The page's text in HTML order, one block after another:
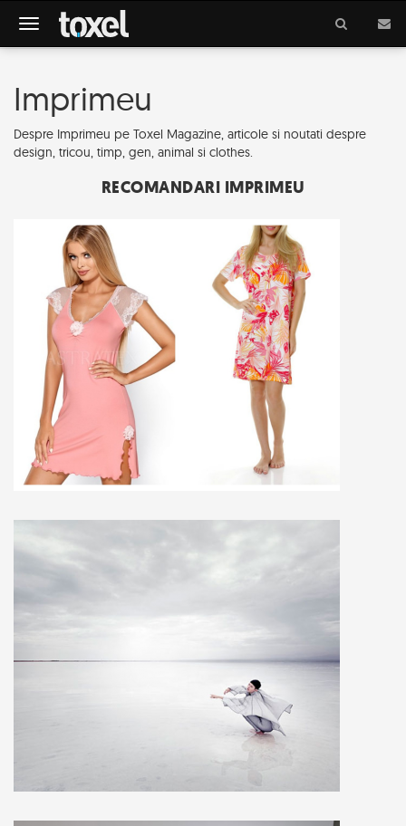
Meniu
Imprimeu
Despre Imprimeu pe Toxel Magazine, articole si noutati despre
design, tricou, timp, gen, animal si clothes.
RECOMANDARI IMPRIMEU